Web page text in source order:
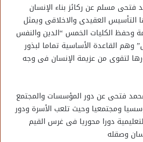
مسلم عن ركائز بناء الإنسان
التأسيس العقيدى والاخلاقى ويمثل
وحفظ الكليات الخمس “الدين والنفس
وهم القاعدة الأساسية تماما لبذور
لتقوى من عزيمة الإنسان فى وجه
فتحى عن دور المؤسسات والمجتمع
ومجتمعيا وحيث تلعب الأسرة ودور
دورا محوريا فى غرس القيم
وصقله